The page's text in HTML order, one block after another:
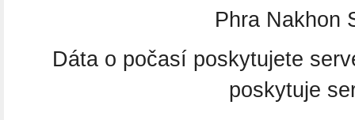
Phra Nakhon
Dáta o počasí poskytujete
poskytuje